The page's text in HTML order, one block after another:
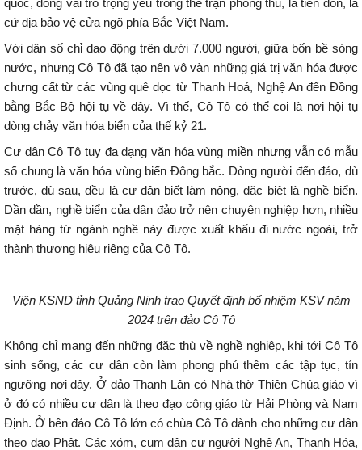
quốc, đóng vai trò trọng yếu trong thế trận phòng thủ, là tiền đồn, là
cứ địa bảo vệ cửa ngõ phía Bắc Việt Nam.
Với dân số chỉ dao động trên dưới 7.000 người, giữa bốn bề sóng
nước, nhưng Cô Tô đã tạo nên vô vàn những giá trị văn hóa được
chưng cất từ các vùng quê dọc từ Thanh Hoá, Nghệ An đến Đồng
bằng Bắc Bộ hội tụ về đây. Vì thế, Cô Tô có thể coi là nơi hội tụ
dòng chảy văn hóa biển của thế kỷ 21.
Cư dân Cô Tô tuy đa dạng văn hóa vùng miền nhưng vẫn có mẫu
số chung là văn hóa vùng biển Đông bắc. Dòng người đến đảo, dù
trước, dù sau, đều là cư dân biết làm nông, đặc biệt là nghề biển.
Dần dần, nghề biển của dân đảo trở nên chuyên nghiệp hơn, nhiều
mặt hàng từ ngành nghề này được xuất khẩu đi nước ngoài, trở
thành thương hiệu riêng của Cô Tô.
Viện KSND tỉnh Quảng Ninh trao Quyết định bổ nhiệm KSV năm
2024 trên đảo Cô Tô
Không chỉ mang đến những đặc thù về nghề nghiệp, khi tới Cô Tô
sinh sống, các cư dân còn làm phong phú thêm các tập tục, tín
ngưỡng nơi đây. Ở đảo Thanh Lân có Nhà thờ Thiên Chúa giáo vì
ở đó có nhiều cư dân là theo đạo công giáo từ Hải Phòng và Nam
Định. Ở bên đảo Cô Tô lớn có chùa Cô Tô dành cho những cư dân
theo đạo Phật. Các xóm, cụm dân cư người Nghệ An, Thanh Hóa,